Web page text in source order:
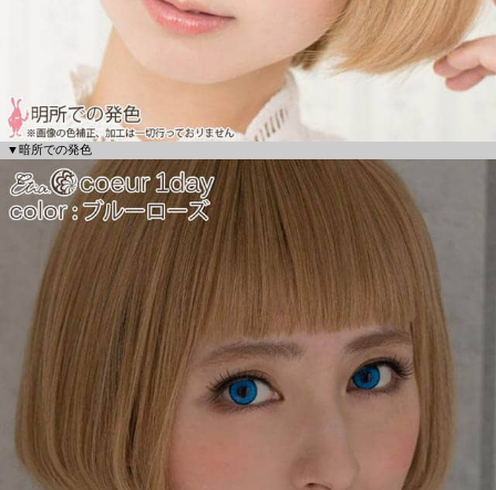
▼暗所での発色